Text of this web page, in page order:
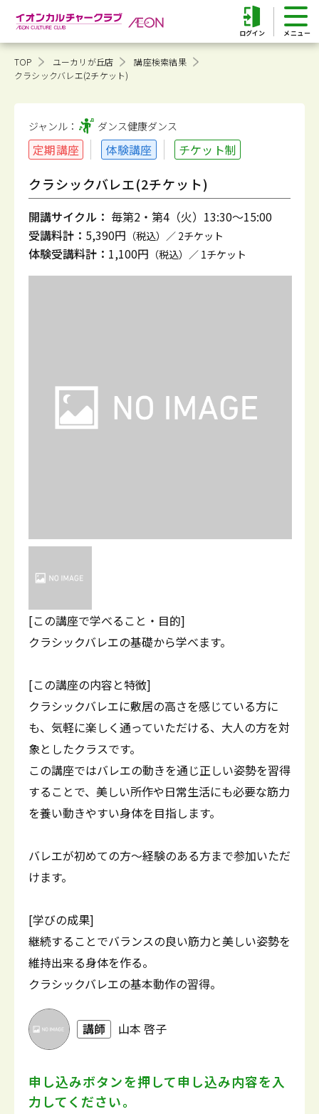
ログイン
TOP ユーカリが丘店
講座検索結果
クラシックバレエ(2チケット)
ジャンル： ダンス健康ダンス
定期講座 体験講座 チケット制
クラシックバレエ(2チケット)
開講サイクル： 毎第2・第4（火）13:30～15:00
受講料計： 5,390円 （税込）／ 2チケット
体験受講料計： 1,100円 （税込）／ 1チケット
[この講座で学べること・目的]
クラシックバレエの基礎から学べます。
[この講座の内容と特徴]
クラシックバレエに敷居の高さを感じている方に
も、気軽に楽しく通っていただける、大人の方を対
象としたクラスです。
この講座ではバレエの動きを通じ正しい姿勢を習得
することで、美しい所作や日常生活にも必要な筋力
を養い動きやすい身体を目指します。
バレエが初めての方～経験のある方まで参加いただ
けます。
[学びの成果]
継続することでバランスの良い筋力と美しい姿勢を
維持出来る身体を作る。
クラシックバレエの基本動作の習得。
講師 山本 啓子
申し込みボタンを押して申し込み内容を入
力してください。